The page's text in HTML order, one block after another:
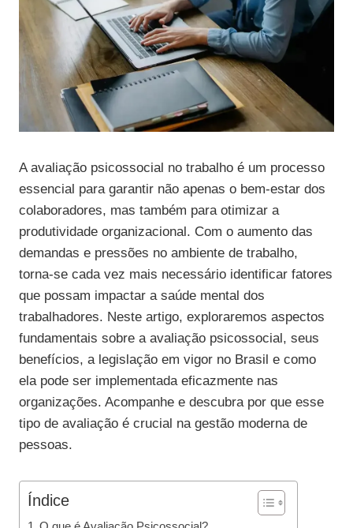
A avaliação psicossocial no trabalho é um processo
essencial para garantir não apenas o bem-estar dos
colaboradores, mas também para otimizar a
produtividade organizacional. Com o aumento das
demandas e pressões no ambiente de trabalho,
torna-se cada vez mais necessário identificar fatores
que possam impactar a saúde mental dos
trabalhadores. Neste artigo, exploraremos aspectos
fundamentais sobre a avaliação psicossocial, seus
benefícios, a legislação em vigor no Brasil e como
ela pode ser implementada eficazmente nas
organizações. Acompanhe e descubra por que esse
tipo de avaliação é crucial na gestão moderna de
pessoas.
Índice